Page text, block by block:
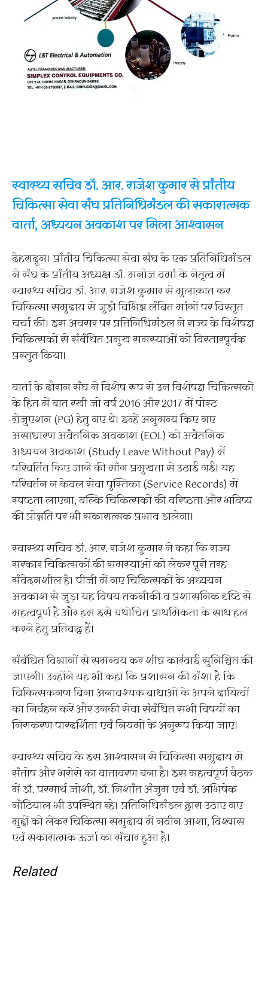
स्वास्थ्य सचिव डॉ. आर. राजेश कुमार से प्रांतीय
चिकित्सा सेवा संघ प्रतिनिधिमंडल की सकारात्मक
वार्ता, अध्ययन अवकाश पर मिला आश्वासन
देहरादून। प्रांतीय चिकित्सा सेवा संघ के एक प्रतिनिधिमंडल
ने संघ के प्रांतीय अध्यक्ष डॉ. मनोज वर्मा के नेतृत्व में
स्वास्थ्य सचिव डॉ. आर. राजेश कुमार से मुलाक़ात कर
चिकित्सा समुदाय से जुड़ी विभिन्न लंबित मांगों पर विस्तृत
चर्चा की। इस अवसर पर प्रतिनिधिमंडल ने राज्य के विशेषज्ञ
चिकित्सकों से संबंधित प्रमुख समस्याओं को विस्तारपूर्वक
प्रस्तुत किया।
वार्ता के दौरान संघ ने विशेष रूप से उन विशेषज्ञ चिकित्सकों
के हित में बात रखी जो वर्ष 2016 और 2017 में पोस्ट
ग्रेजुएशन (PG) हेतु गए थे। इन्हें अनुमन्य किए गए
असाधारण अवैतनिक अवकाश (EOL) को अवैतनिक
अध्ययन अवकाश (Study Leave Without Pay) में
परिवर्तित किए जाने की माँग प्रमुखता से उठाई गई। यह
परिवर्तन न केवल सेवा पुस्तिका (Service Records) में
स्पष्टता लाएगा, बल्कि चिकित्सकों की वरिष्ठता और भविष्य
की प्रोन्नति पर भी सकारात्मक प्रभाव डालेगा।
स्वास्थ्य सचिव डॉ. आर. राजेश कुमार ने कहा कि राज्य
सरकार चिकित्सकों की समस्याओं को लेकर पूरी तरह
संवेदनशील है। पीजी में गए चिकित्सकों के अध्ययन
अवकाश से जुड़ा यह विषय तकनीकी व प्रशासनिक दृष्टि से
महत्वपूर्ण है और हम इसे यथोचित प्राथमिकता के साथ हल
करने हेतु प्रतिबद्ध हैं।
संबंधित विभागों से समन्वय कर शीघ्र कार्रवाई सुनिश्चित की
जाएगी। उन्होंने यह भी कहा कि प्रशासन की मंशा है कि
चिकित्सकगण बिना अनावश्यक बाधाओं के अपने दायित्वों
का निर्वहन करें और उनकी सेवा संबंधित सभी विषयों का
निराकरण पारदर्शिता एवं नियमों के अनुरूप किया जाए।
स्वास्थ्य सचिव के इस आश्वासन से चिकित्सा समुदाय में
संतोष और भरोसे का वातावरण बना है। इस महत्वपूर्ण बैठक
में डॉ. परमार्थ जोशी, डॉ. निशांत अंजुम एवं डॉ. अभिषेक
नौटियाल भी उपस्थित रहे। प्रतिनिधिमंडल द्वारा उठाए गए
मुद्दों को लेकर चिकित्सा समुदाय में नवीन आशा, विश्वास
एवं सकारात्मक ऊर्जा का संचार हुआ है।
Related